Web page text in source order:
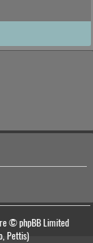
© phpBB Limited
Pettis)